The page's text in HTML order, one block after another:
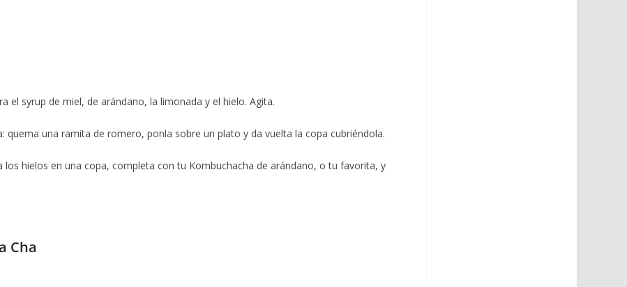
el syrup de miel, de arándano, la limonada y el hielo. Agita.
quema una ramita de romero, ponla sobre un plato y da vuelta la copa cubriéndola.
los hielos en una copa, completa con tu Kombuchacha de arándano, o tu favorita, y
Cha